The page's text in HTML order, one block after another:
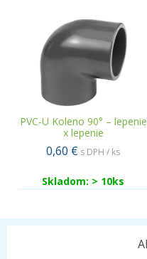
PVC-U Koleno 90° – lepenie
x lepenie
0,60 € s DPH / ks
Skladom: > 10ks